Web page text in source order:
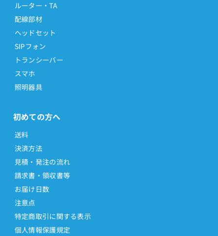
ルーター・TA
配線部材
ヘッドセット
SIPフォン
トランシーバー
スマホ
照明器具
初めての方へ
送料
決済方法
見積・発注の流れ
請求書・領収書等
お届け日数
注意点
特定商取引に関する表示
個人情報保護規定